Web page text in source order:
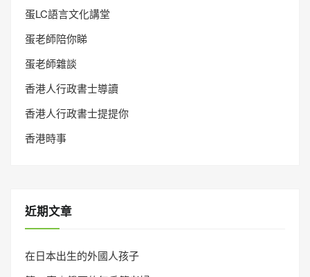
蛋LC語言文化講堂
蛋老師陪你睇
蛋老師雜談
香港人行政書士導讀
香港人行政書士提提你
香港時事
近期文章
在日本出生的外國人孩子